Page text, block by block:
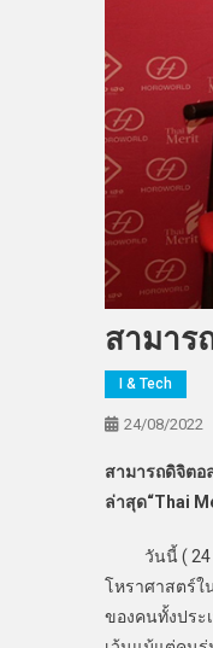
สามาร
I & Tech
24/08/2022
สามารถดิจิตอ
ล่าสุด“Thai
วันนี้ ( 24 ส.
โหราศาสตร์ใ
ของคนทั้งประ